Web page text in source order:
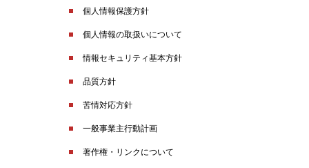
個人情報保護方針
個人情報の取扱いについて
情報セキュリティ基本方針
品質方針
苦情対応方針
一般事業主行動計画
著作権・リンクについて